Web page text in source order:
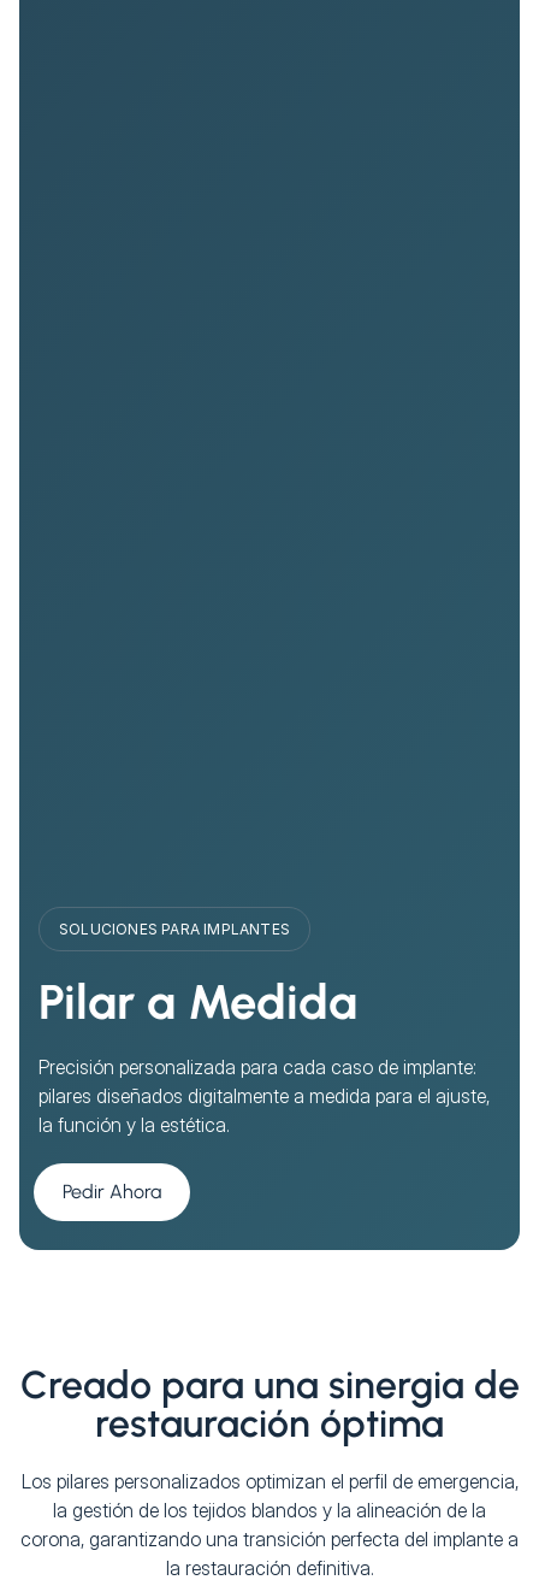
SOLUCIONES PARA IMPLANTES
Pilar a Medida
Precisión personalizada para cada caso de implante:
pilares diseñados digitalmente a medida para el ajuste,
la función y la estética.
Pedir Ahora
Creado para una sinergia de
restauración óptima
Los pilares personalizados optimizan el perfil de emergencia,
la gestión de los tejidos blandos y la alineación de la
corona, garantizando una transición perfecta del implante a
la restauración definitiva.